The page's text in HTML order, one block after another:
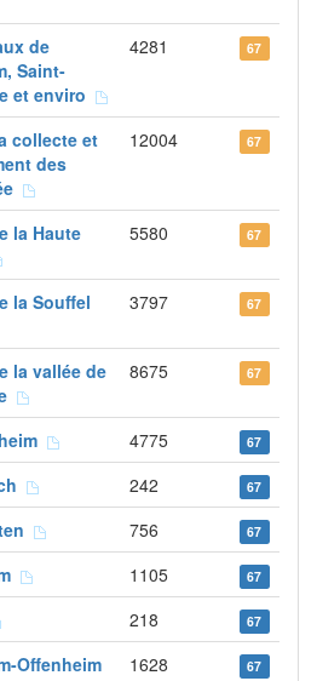
de
Saint-
et enviro
4281 67
collecte et
des
12004 67
la Haute
5580 67
la Souffel 3797 67
la vallée de
8675 67
4775 67
242 67
756 67
1105 67
218 67
Offenheim 1628 67